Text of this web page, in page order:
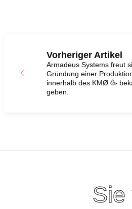
Vorheriger Artikel
Armadeus Systems freut
Gründung einer
innerhalb des KMØ 🥳
geben.
Sie